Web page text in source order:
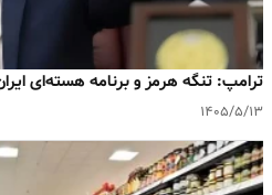
ترامپ: تنگه هرمز و برنامه هسته‌ای
۱۴۰۵/۵/۱۳